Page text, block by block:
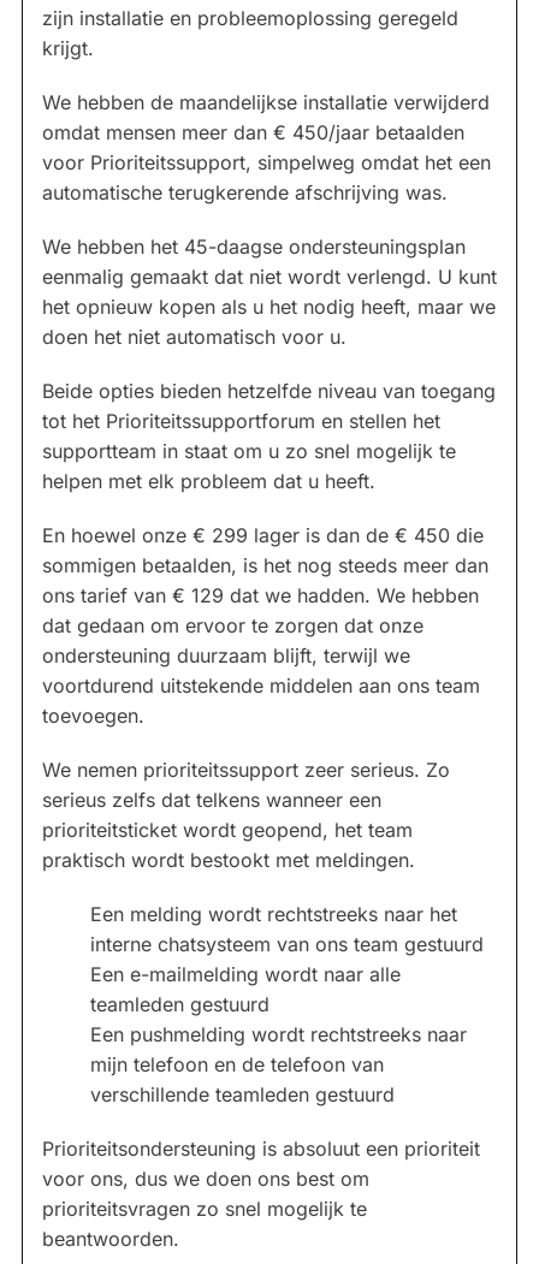
zijn installatie en probleemoplossing geregeld
krijgt.
We hebben de maandelijkse installatie verwijderd
omdat mensen meer dan € 450/jaar betaalden
voor Prioriteitssupport, simpelweg omdat het een
automatische terugkerende afschrijving was.
We hebben het 45-daagse ondersteuningsplan
eenmalig gemaakt dat niet wordt verlengd. U kunt
het opnieuw kopen als u het nodig heeft, maar we
doen het niet automatisch voor u.
Beide opties bieden hetzelfde niveau van toegang
tot het Prioriteitssupportforum en stellen het
supportteam in staat om u zo snel mogelijk te
helpen met elk probleem dat u heeft.
En hoewel onze € 299 lager is dan de € 450 die
sommigen betaalden, is het nog steeds meer dan
ons tarief van € 129 dat we hadden. We hebben
dat gedaan om ervoor te zorgen dat onze
ondersteuning duurzaam blijft, terwijl we
voortdurend uitstekende middelen aan ons team
toevoegen.
We nemen prioriteitssupport zeer serieus. Zo
serieus zelfs dat telkens wanneer een
prioriteitsticket wordt geopend, het team
praktisch wordt bestookt met meldingen.
Een melding wordt rechtstreeks naar het
interne chatsysteem van ons team gestuurd
Een e-mailmelding wordt naar alle
teamleden gestuurd
Een pushmelding wordt rechtstreeks naar
mijn telefoon en de telefoon van
verschillende teamleden gestuurd
Prioriteitsondersteuning is absoluut een prioriteit
voor ons, dus we doen ons best om
prioriteitsvragen zo snel mogelijk te
beantwoorden.